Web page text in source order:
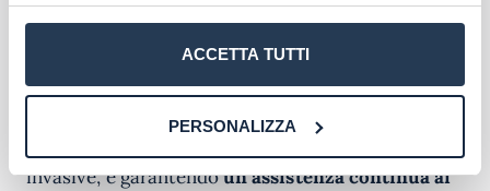
ACCETTA TUTTI
PERSONALIZZA
saranno in grado di operare efficacemente in
reparti ospedalieri specializzati in cardiologia e
cardiochirurgia, offrendo un supporto cruciale ai
medici durante le procedure invasive e non
invasive, e garantendoun’assistenza continua ai